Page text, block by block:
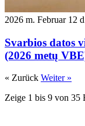
2026 m. Februar 12
Svarbios datos
(2026 metų
« Zurück Weiter »
Zeige 1 bis 9 von 35